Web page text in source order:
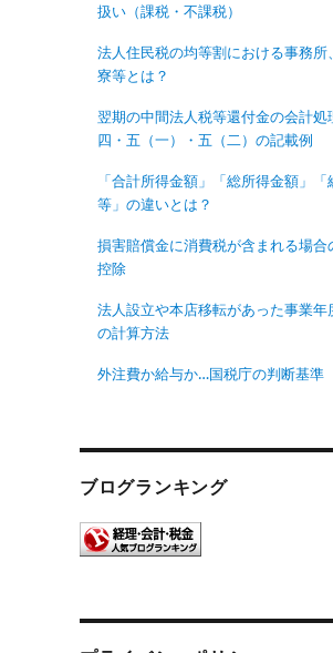
扱い（課税・不課税）
法人住民税の均等割における事務所
寮等とは？
翌期の中間法人税等還付金の会計処
四・五（一）・五（二）の記載例
「合計所得金額」「総所得金額」
等」の違いとは？
損害賠償金に消費税が含まれる場合
控除
法人設立や本店移転があった事業年
の計算方法
外注費か給与か…国税庁の判断基準
ブログランキング